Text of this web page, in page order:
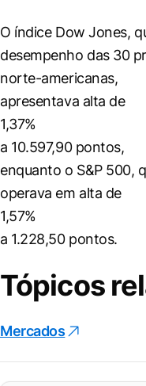
O índice Dow Jones,
desempenho das 30
norte-americanas,
apresentava alta de
1,37%
a 10.597,90 pontos,
enquanto o S&P 500,
operava em alta de
1,57%
a 1.228,50 pontos.
Tópicos
Mercados